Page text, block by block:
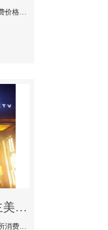
本文详细为你解答伯爵会所KTV消费价格点评，更多关于妹子最多姑娘质量好的真空夜总会KTV免费咨询1312 0333301微信同步！
陵水荤的KTV陪唱公主美女哪家最多-至尊国际KTV会所消费价格
本文详细为你解答至尊国际KTV会所消费价格点评，更多关于荤的KTV陪唱公主美女哪家最多免费咨询1312 0333301微信同步！